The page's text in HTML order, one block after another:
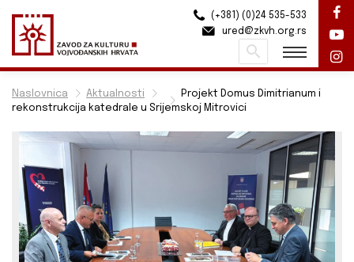
Naslovnica Aktualnosti
Projekt Domus Dimitrianum i
rekonstrukcija katedrale u Srijemskoj Mitrovici
(+381) (0)24 535-533
ured@zkvh.org.rs
Pretraži